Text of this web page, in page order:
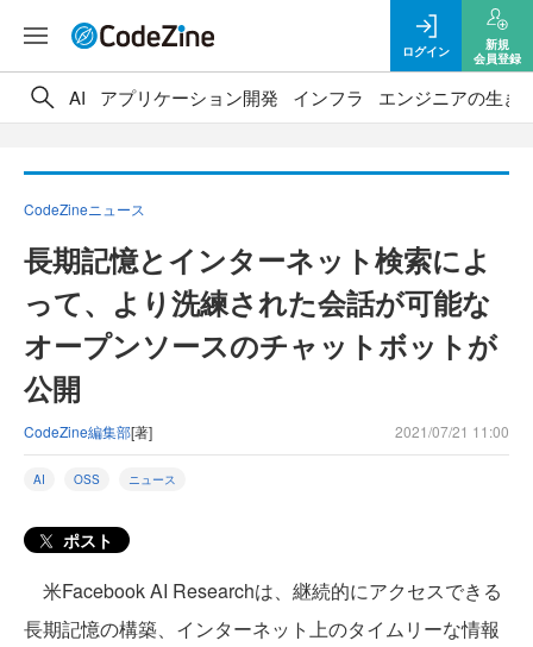
ログイン
新規
会員登録
AI アプリケーション開発 インフラ エンジニアの生き
CodeZineニュース
長期記憶とインターネット検索によ
って、より洗練された会話が可能な
オープンソースのチャットボットが
公開
CodeZine編集部[著] 2021/07/21 11:00
AI OSS ニュース
ポスト
米Facebook AI Researchは、継続的にアクセスできる
長期記憶の構築、インターネット上のタイムリーな情報